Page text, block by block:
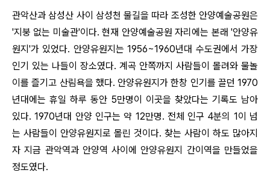
관악산과 삼성산 사이 삼성천 물길을 따라 조성한 안양예술공원은
'지붕 없는 미술관'이다. 현재 안양예술공원 자리에는 본래 '안양유
원지'가 있었다. 안양유원지는 1956~1960년대 수도권에서 가장
인기 있는 나들이 장소였다. 계곡 안쪽까지 사람들이 몰려와 물놀
이를 즐기고 산림욕을 했다. 안양유원지가 한창 인기를 끌던 1970
년대에는 휴일 하루 동안 5만명이 이곳을 찾았다는 기록도 남아
있다. 1970년대 안양 인구는 약 12만명. 전체 인구 4분의 1이 넘
는 사람들이 안양유원지로 몰린 것이다. 찾는 사람이 하도 많아지
자 지금 관악역과 안양역 사이에 안양유원지 간이역을 만들었을
정도였다.